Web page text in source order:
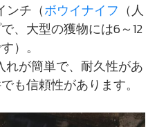
ンチ（ボウイナイフ （人
、大型の獲物には6～12
）。
れが簡単で、耐久性があ
も信頼性があります。